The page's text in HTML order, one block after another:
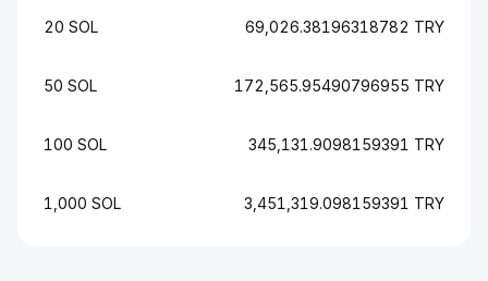
20 SOL 69,026.38196318782 TRY
50 SOL 172,565.95490796955 TRY
100 SOL 345,131.9098159391 TRY
1,000 SOL 3,451,319.098159391 TRY